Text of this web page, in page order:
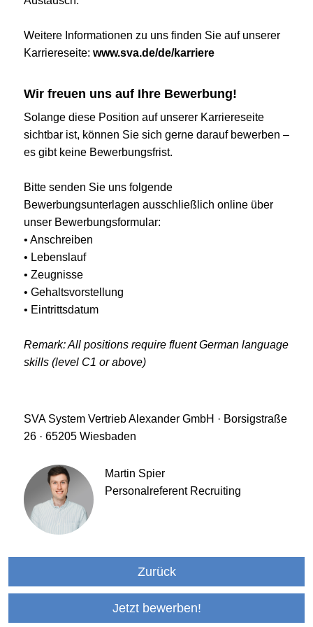
Weitere Informationen zu uns finden Sie auf unserer
Karriereseite: www.sva.de/de/karriere
Wir freuen uns auf Ihre Bewerbung!
Solange diese Position auf unserer Karriereseite
sichtbar ist, können Sie sich gerne darauf bewerben –
es gibt keine Bewerbungsfrist.
Bitte senden Sie uns folgende
Bewerbungsunterlagen ausschließlich online über
unser Bewerbungsformular:
• Anschreiben
• Lebenslauf
• Zeugnisse
• Gehaltsvorstellung
• Eintrittsdatum
Remark: All positions require fluent German language
skills (level C1 or above)
SVA System Vertrieb Alexander GmbH · Borsigstraße
26 · 65205 Wiesbaden
Martin Spier
Personalreferent Recruiting
Zurück
Jetzt bewerben!